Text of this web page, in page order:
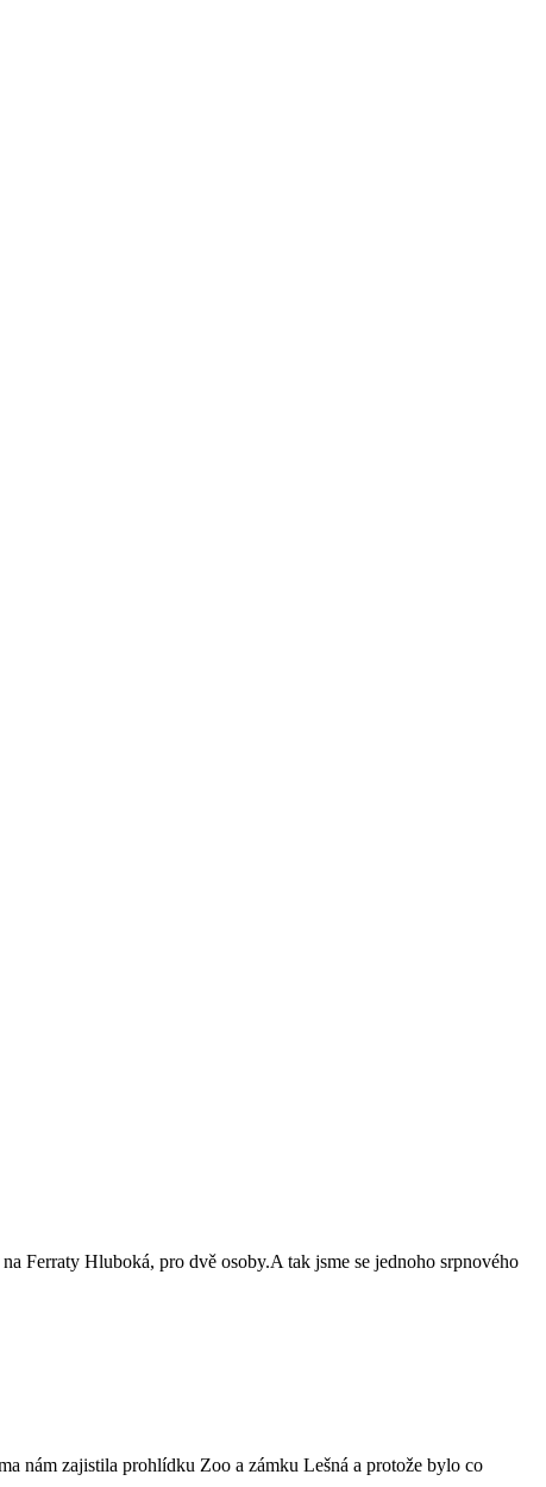
Hluboká, pro dvě osoby.A tak jsme se jednoho srpnového
nám zajistila prohlídku Zoo a zámku Lešná a protože bylo co